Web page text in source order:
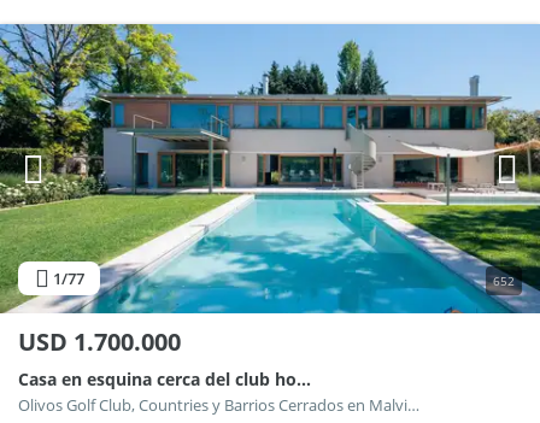
1/77 652
USD 1.700.000
Casa en esquina cerca del club house y del Golf - Urdapilleta propiedades
Olivos Golf Club, Countries y Barrios Cerrados en Malvinas Argentinas